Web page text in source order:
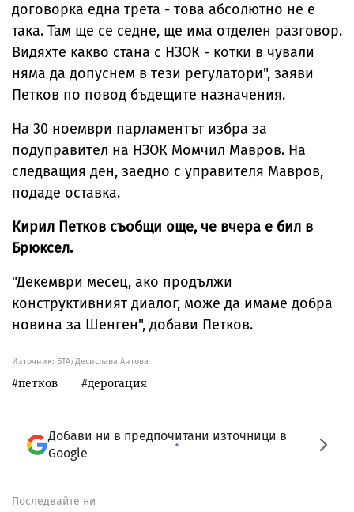
договорка една трета - това абсолютно не е
така. Там ще се седне, ще има отделен разговор.
Видяхте какво стана с НЗОК - котки в чували
няма да допуснем в тези регулатори", заяви
Петков по повод бъдещите назначения.
На 30 ноември парламентът избра за
подуправител на НЗОК Момчил Мавров. На
следващия ден, заедно с управителя Мавров,
подаде оставка.
Кирил Петков съобщи още, че вчера е бил в
Брюксел.
"Декември месец, ако продължи
конструктивният диалог, може да имаме добра
новина за Шенген", добави Петков.
Източник: БТА/Десислава Антова
петков дерогация
Добави ни в предпочитани източници в
Google
Последвайте ни